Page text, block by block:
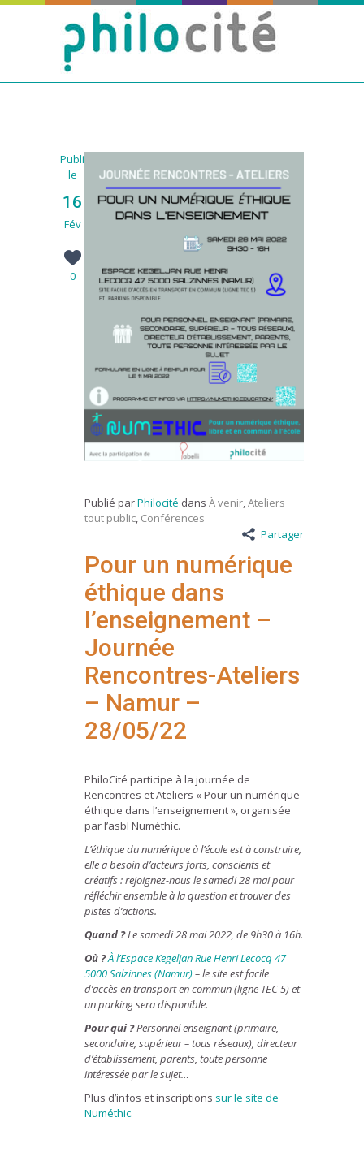
Publié
le
16
Fév
0
Publié parPhilocité dans À venir,Ateliers
tout public, Conférences
Partager
Pour un numérique
éthique dans
l’enseignement –
Journée
Rencontres-Ateliers
– Namur –
28/05/22
PhiloCité participe à la journée de
Rencontres et Ateliers « Pour un numérique
éthique dans l’enseignement », organisée
par l’asbl Numéthic.
L’éthique du numérique à l’école est à construire,
elle a besoin d’acteurs forts, conscients et
créatifs : rejoignez-nous le samedi 28 mai pour
réfléchir ensemble à la question et trouver des
pistes d’actions.
Quand ?Le samedi 28 mai 2022, de 9h30 à 16h.
Où ?À l’Espace Kegeljan Rue Henri Lecocq 47
5000 Salzinnes (Namur)– le site est facile
d’accès en transport en commun (ligne TEC 5) et
un parking sera disponible.
Pour qui ?Personnel enseignant (primaire,
secondaire, supérieur – tous réseaux), directeur
d’établissement, parents, toute personne
intéressée par le sujet…
Plus d’infos et inscriptions sur le site de
Numéthic.